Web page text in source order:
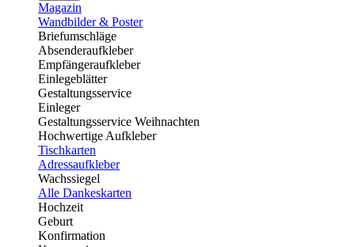
Magazin
Wandbilder & Poster
Briefumschläge
Absenderaufkleber
Empfängeraufkleber
Einlegeblätter
Gestaltungsservice
Einleger
Gestaltungsservice Weihnachten
Hochwertige Aufkleber
Tischkarten
Adressaufkleber
Wachssiegel
Alle Dankeskarten
Hochzeit
Geburt
Konfirmation